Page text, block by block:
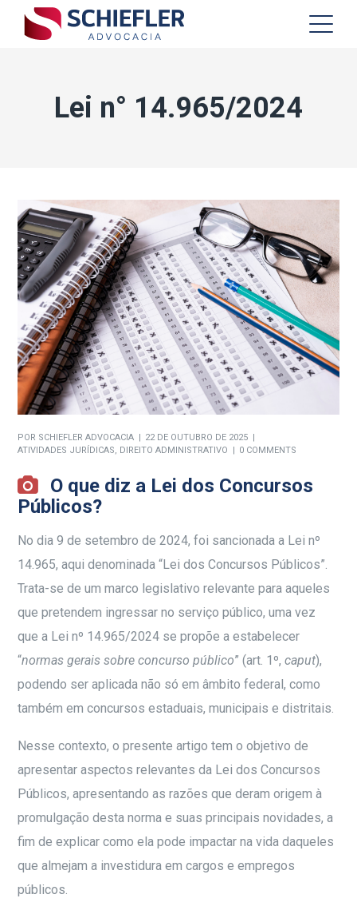
Lei n° 14.965/2024
POR SCHIEFLER ADVOCACIA
22 DE OUTUBRO DE 2025
ATIVIDADES JURÍDICAS, DIREITO ADMINISTRATIVO 0 COMMENTS
O que diz a Lei dos Concursos
Públicos?
No dia 9 de setembro de 2024, foi sancionada a Lei nº
14.965, aqui denominada “Lei dos Concursos Públicos”.
Trata-se de um marco legislativo relevante para aqueles
que pretendem ingressar no serviço público, uma vez
que a Lei nº 14.965/2024 se propõe a estabelecer
“normas gerais sobre concurso público” (art. 1º,caput),
podendo ser aplicada não só em âmbito federal, como
também em concursos estaduais, municipais e distritais.
Nesse contexto, o presente artigo tem o objetivo de
apresentar aspectos relevantes da Lei dos Concursos
Públicos, apresentando as razões que deram origem à
promulgação desta norma e suas principais novidades, a
fim de explicar como ela pode impactar na vida daqueles
que almejam a investidura em cargos e empregos
públicos.